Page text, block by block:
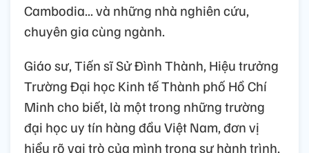
Cambodia... và những nhà nghiên cứu,
chuyên gia cùng ngành.
Giáo sư, Tiến sĩ Sử Đình Thành, Hiệu trưởng
Trường Đại học Kinh tế Thành phố Hồ Chí
Minh cho biết, là một trong những trường
đại học uy tín hàng đầu Việt Nam, đơn vị
hiểu rõ vai trò của mình trong sự hành trình,